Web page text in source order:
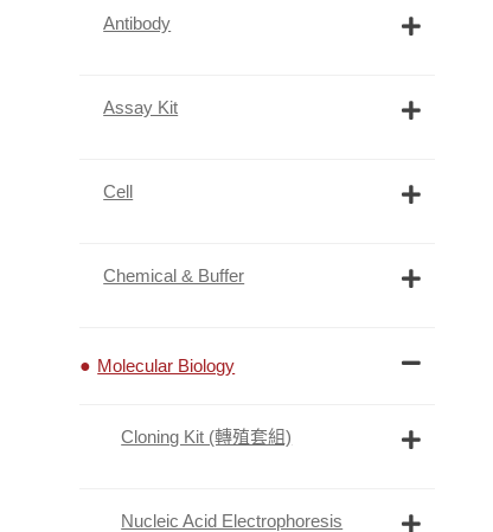
Antibody
Assay Kit
Cell
Chemical & Buffer
Molecular Biology
Cloning Kit (轉殖套組)
Nucleic Acid Electrophoresis